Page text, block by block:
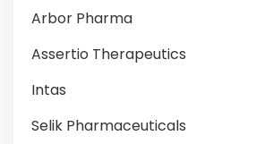
Arbor Pharma
Assertio Therapeutics
Intas
Selik Pharmaceuticals